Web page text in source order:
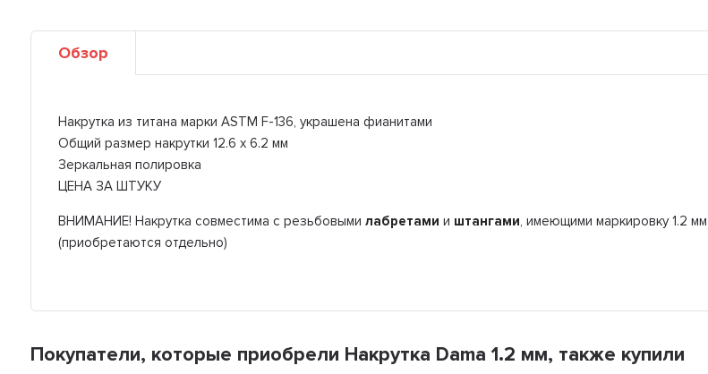
Обзор
Накрутка из титана марки ASTM F-136, украшена фианитами
Общий размер накрутки 12.6 х 6.2 мм
Зеркальная полировка
ЦЕНА ЗА ШТУКУ
ВНИМАНИЕ! Накрутка совместима с резьбовыми лабретами и штангами, имеющими маркировку 1.2 мм
(приобретаются отдельно)
Покупатели, которые приобрели Накрутка Dama 1.2 мм, также купили